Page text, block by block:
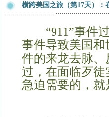
横跨美国之旅（第17天）：
“911”事件过
事件导致美国
件的来龙去脉
过，在面临歹
急迫需要的，就